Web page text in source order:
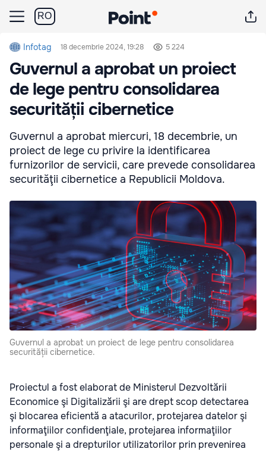
RO
Infotag 18 decembrie 2024, 19:28 5 224
Guvernul a aprobat un proiect
de lege pentru consolidarea
securității cibernetice
Guvernul a aprobat miercuri, 18 decembrie, un
proiect de lege cu privire la identificarea
furnizorilor de servicii, care prevede consolidarea
securităţii cibernetice a Republicii Moldova.
Guvernul a aprobat un proiect de lege pentru consolidarea
securității cibernetice.
Proiectul a fost elaborat de Ministerul Dezvoltării
Economice şi Digitalizării şi are drept scop detectarea
şi blocarea eficientă a atacurilor, protejarea datelor şi
informaţiilor confidenţiale, protejarea informaţiilor
personale şi a drepturilor utilizatorilor prin prevenirea